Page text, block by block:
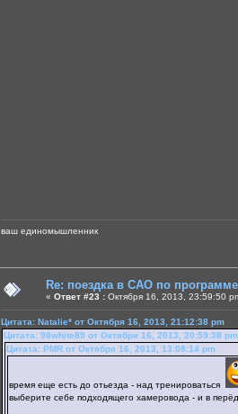
ваш единомышленник
Re: поездка в САО по
« Ответ #23 : Октября 16, 2013, 23:59:50
Цитата: Natalie* от Октября 16, 2013, 21:12:38 pm
Цитата: 98white89 от Октября 16, 2013, 20:59:38 pm
Цитата: PMR от Октября 16, 2013, 13:08:14 pm
время еще есть до отьезда - над тренироваться
выберите себе подходящего хамеровода - и в перёд